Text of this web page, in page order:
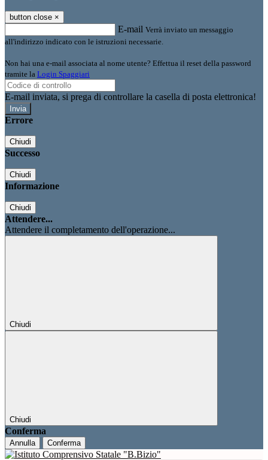
button close ×
E-mail Verrà inviato un messaggio
all'indirizzo indicato con le istruzioni necessarie.
Non hai una e-mail associata al nome utente? Effettua il reset della password
tramite la Login Spaggiari
E-mail inviata, si prega di controllare la casella di posta elettronica!
Errore
Chiudi
Successo
Chiudi
Informazione
Chiudi
Attendere...
Attendere il completamento dell'operazione...
Chiudi
Chiudi
Conferma
Annulla Conferma